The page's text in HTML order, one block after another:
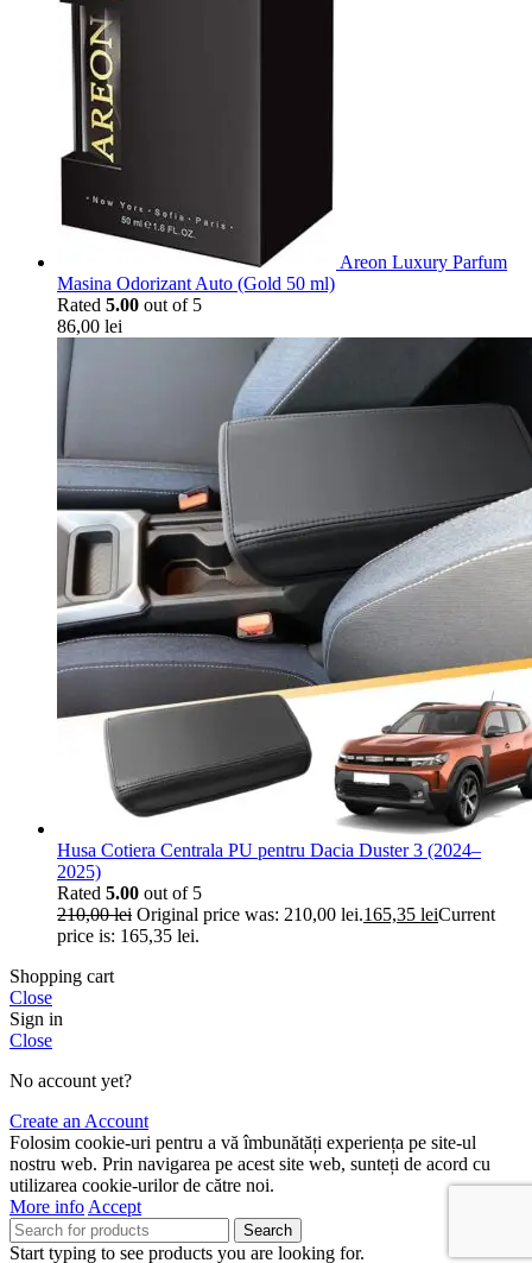
Areon Luxury Parfum
Masina Odorizant Auto (Gold 50 ml)
Rated 5.00 out of 5
86,00 lei
Husa Cotiera Centrala PU pentru Dacia Duster 3 (2024–
2025)
Rated 5.00 out of 5
210,00lei Original price was: 210,00 lei.165,35 leiCurrent
price is: 165,35 lei.
Shopping cart
Close
Sign in
Close
No account yet?
Create an Account
Folosim cookie-uri pentru a vă îmbunătăți experiența pe site-ul
nostru web. Prin navigarea pe acest site web, sunteți de acord cu
utilizarea cookie-urilor de către noi.
More info Accept
Search
Start typing to see products you are looking for.